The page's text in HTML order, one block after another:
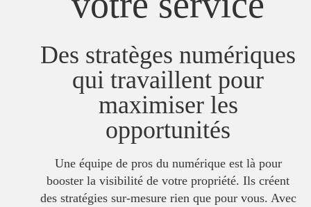
Des stratèges numériques
qui travaillent pour
maximiser les
opportunités
Une équipe de pros du numérique est là pour
booster la visibilité de votre propriété. Ils créent
des stratégies sur-mesure rien que pour vous. Avec